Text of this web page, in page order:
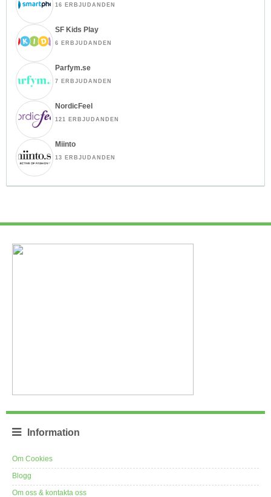
16 ERBJUDANDEN
SF Kids Play
6 ERBJUDANDEN
Parfym.se
7 ERBJUDANDEN
NordicFeel
121 ERBJUDANDEN
Miinto
13 ERBJUDANDEN
Information
Om Cookies
Blogg
Om oss & kontakta oss